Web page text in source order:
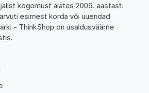
kogemust alates 2009. aastast.
esimest korda või uuendad
- ThinkShop on usaldusväärne